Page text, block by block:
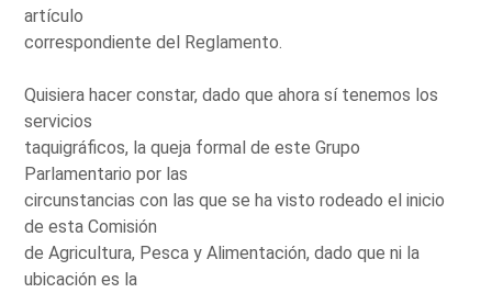
artículo
correspondiente del Reglamento.
Quisiera hacer constar, dado que ahora sí tenemos los
servicios
taquigráficos, la queja formal de este Grupo
Parlamentario por las
circunstancias con las que se ha visto rodeado el inicio
de esta Comisión
de Agricultura, Pesca y Alimentación, dado que ni la
ubicación es la